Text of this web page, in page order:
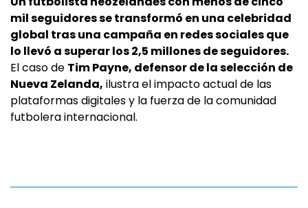
mil seguidores se transformó en una celebridad
global tras una campaña en redes sociales que
lo llevó a superar los 2,5 millones de seguidores.
El caso de Tim Payne, defensor de la selección de
Nueva Zelanda, ilustra el impacto actual de las
plataformas digitales y la fuerza de la comunidad
futbolera internacional.